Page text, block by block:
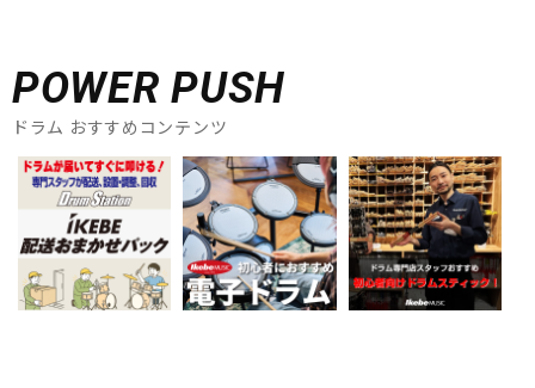
POWER PUSH
ドラム おすすめコンテンツ